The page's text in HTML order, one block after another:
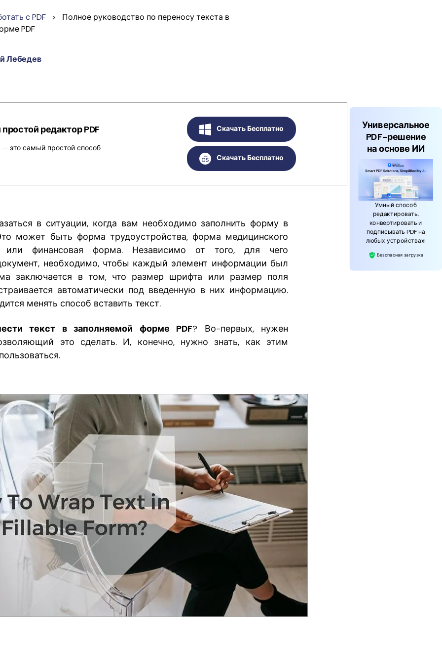
с PDF >
Полное руководство по переносу текста в
PDF
Лебедев
редактор PDF
— это самый простой способ
Скачать Бесплатно
Скачать Бесплатно
в ситуации, когда вам необходимо заполнить форму в
может быть форма трудоустройства, форма медицинского
или финансовая форма. Независимо от того, для чего
необходимо, чтобы каждый элемент информации был
заключается в том, что размер шрифта или размер поля
автоматически под введенную в них информацию.
менять способ вставить текст.
текст в заполняемой форме PDF? Во-первых, нужен
это сделать. И, конечно, нужно знать, как этим
Универсальное
PDF-решение
на основе ИИ
Умный способ
редактировать,
конвертировать и
подписывать PDF на
любых устройствах!
Безопасная загрузка